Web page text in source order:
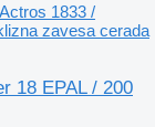
1833 /
zavesa cerada
18 EPAL / 200